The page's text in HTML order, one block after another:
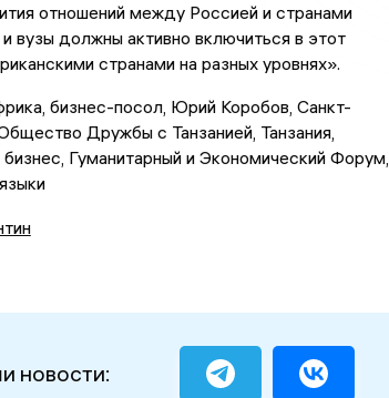
отношений между Россией и странами
вузы должны активно включиться в этот
странами на разных уровнях».
бизнес-посол, Юрий Коробов, Санкт-
Дружбы с Танзанией, Танзания,
бизнес, Гуманитарный и Экономический Форум,
новости: